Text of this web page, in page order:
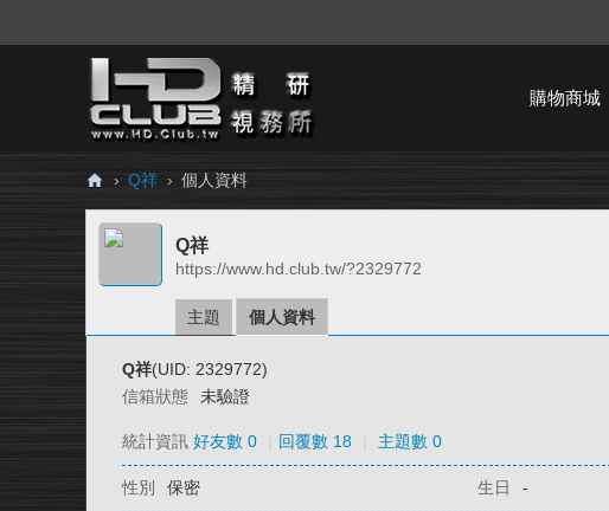
購物商城
H
Cl
› Q祥 › 個人資料
Q祥
https://www.hd.club.tw/?2329772
主題 個人資料
Q祥(UID: 2329772)
信箱狀態
未驗證
統計資訊 好友數 0 回覆數 18 主題數 0
性別 保密 生日 -